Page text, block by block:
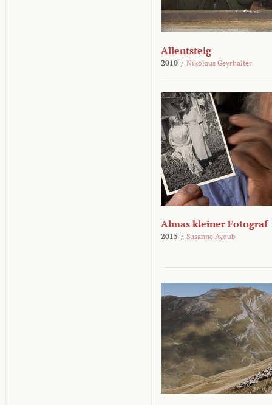
Allentsteig
2010 / Nikolaus Geyrhalter
Almas kleiner Fotograf
2015 / Susanne Ayoub